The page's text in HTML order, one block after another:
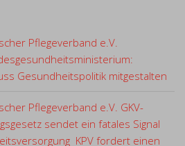
Pflegeverband e.V.
Gesundheitspolitik mitgestalten
Pflegeverband e.V. GKV-
sendet ein fatales Signal
KPV fordert einen